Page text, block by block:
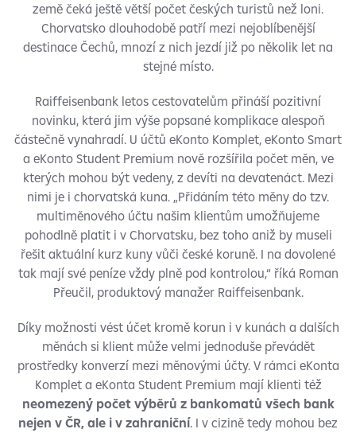
země čeká ještě větší počet českých turistů než loni.
Chorvatsko dlouhodobě patří mezi nejoblíbenější
destinace Čechů, mnozí z nich jezdí již po několik let na
stejné místo.
Raiffeisenbank letos cestovatelům přináší pozitivní
novinku, která jim výše popsané komplikace alespoň
částečně vynahradí. U účtů eKonto Komplet, eKonto Smart
a eKonto Student Premium nově rozšířila počet měn, ve
kterých mohou být vedeny, z devíti na devatenáct. Mezi
nimi je i chorvatská kuna. „Přidáním této měny do tzv.
multiměnového účtu našim klientům umožňujeme
pohodlně platit i v Chorvatsku, bez toho aniž by museli
řešit aktuální kurz kuny vůči české koruně. I na dovolené
tak mají své peníze vždy plně pod kontrolou,“ říká Roman
Přeučil, produktový manažer Raiffeisenbank.
Díky možnosti vést účet kromě korun i v kunách a dalších
měnách si klient může velmi jednoduše převádět
prostředky konverzí mezi měnovými účty. V rámci eKonta
Komplet a eKonta Student Premium mají klienti též
neomezený počet výběrů z bankomatů všech bank
nejen v ČR, ale i v zahraniční. I v cizině tedy mohou bez